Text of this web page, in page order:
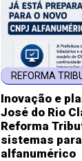
REFORMA
Inovação e
José do Rio
Reforma
sistemas para
alfanumérico